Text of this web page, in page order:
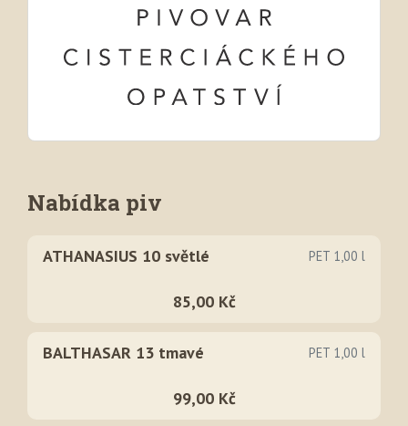
Nabídka piv
ATHANASIUS 10 světlé PET 1,00 l
85,00 Kč
BALTHASAR 13 tmavé PET 1,00 l
99,00 Kč